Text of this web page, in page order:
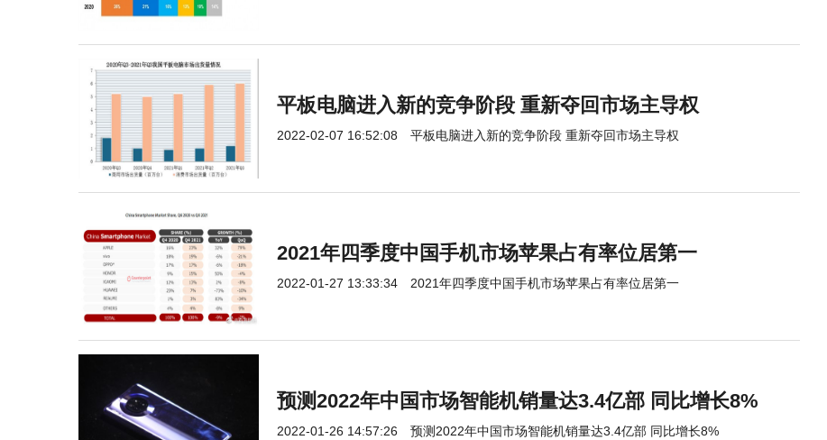
平板电脑进入新的竞争阶段 重新夺回市场主导权
2022-02-07 16:52:08 平板电脑进入新的竞争阶段 重新夺回市场主导权
2021年四季度中国手机市场苹果占有率位居第一
2022-01-27 13:33:34 2021年四季度中国手机市场苹果占有率位居第一
预测2022年中国市场智能机销量达3.4亿部 同比增长8%
2022-01-26 14:57:26 预测2022年中国市场智能机销量达3.4亿部 同比增长8%